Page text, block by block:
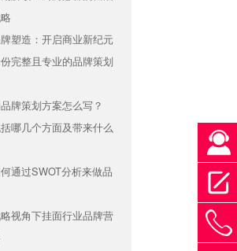
塑造：开启商业新纪元
完整且专业的品牌策划
牌策划方案怎么写？
哪几个方面及带来什么
通过SWOT分析来做品
视角下挂面行业品牌营